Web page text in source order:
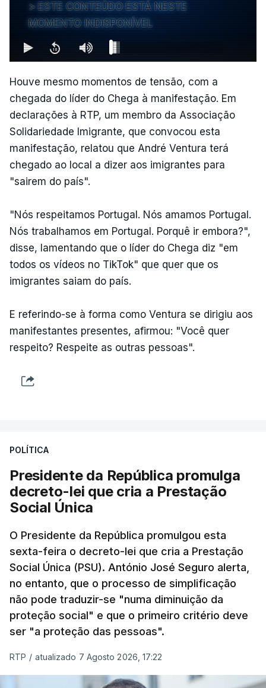
ESTE CONTEÚDO ESTÁ NESTE
MOMENTO INDISPONÍVEL
Houve mesmo momentos de tensão, com a
chegada do líder do Chega à manifestação. Em
declarações à RTP, um membro da Associação
Solidariedade Imigrante, que convocou esta
manifestação, relatou que André Ventura terá
chegado ao local a dizer aos imigrantes para
"sairem do país".
"Nós respeitamos Portugal. Nós amamos Portugal.
Nós trabalhamos em Portugal. Porquê ir embora?",
disse, lamentando que o líder do Chega diz "em
todos os vídeos no TikTok" que quer que os
imigrantes saiam do país.
E referindo-se à forma como Ventura se dirigiu aos
manifestantes presentes, afirmou: "Você quer
respeito? Respeite as outras pessoas".
POLÍTICA
Presidente da República promulga
decreto-lei que cria a Prestação
Social Única
O Presidente da República promulgou esta
sexta-feira o decreto-lei que cria a Prestação
Social Única (PSU). António José Seguro alerta,
no entanto, que o processo de simplificação
não pode traduzir-se "numa diminuição da
proteção social" e que o primeiro critério deve
ser "a proteção das pessoas".
RTP / atualizado 7 Agosto 2026, 17:22